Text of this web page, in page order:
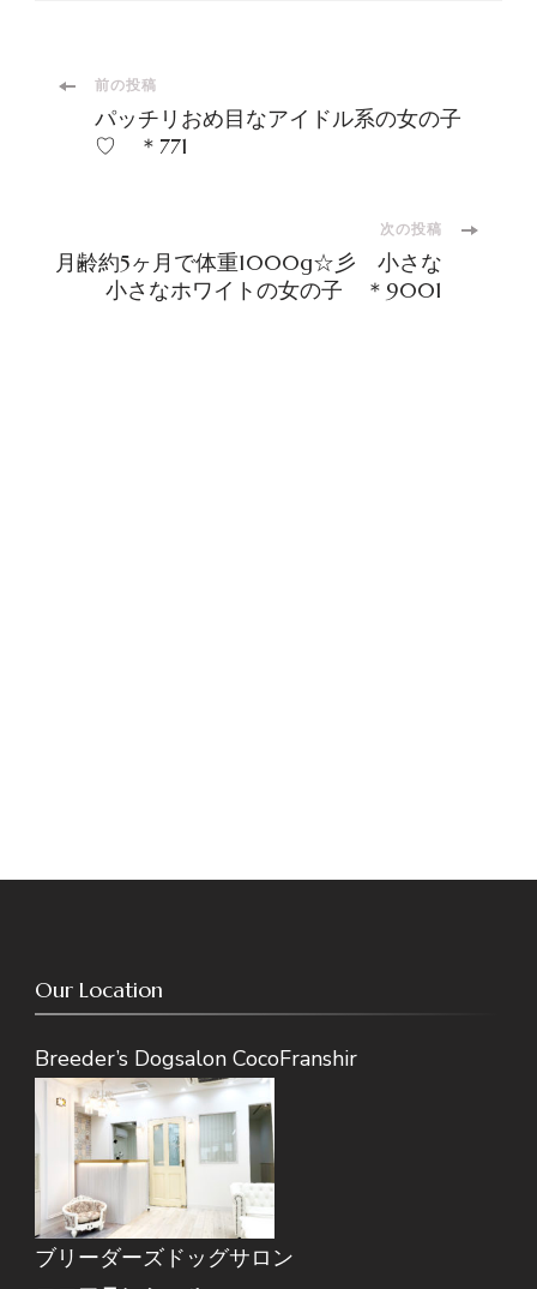
投
ビ
前の投稿
パッチリおめ目なアイドル系の女の子
♡ ＊771
次の投稿
月齢約5ヶ月で体重1000g☆彡 小さな
小さなホワイトの女の子 ＊9001
Our Location
Breeder’s Dogsalon CocoFranshir
ブリーダーズドッグサロン